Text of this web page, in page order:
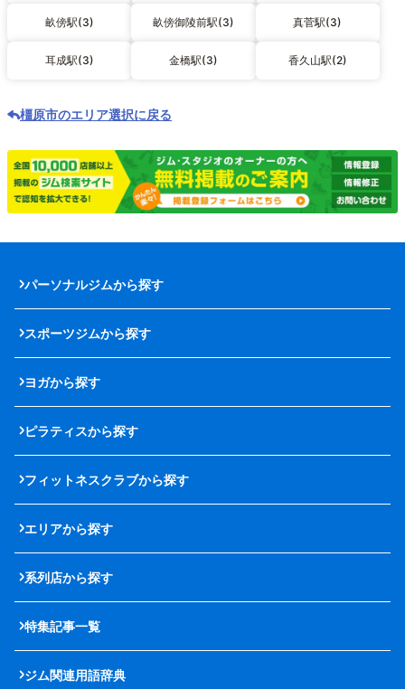
畝傍駅(3) 畝傍御陵前駅(3) 真菅駅(3)
耳成駅(3) 金橋駅(3) 香久山駅(2)
橿原市のエリア選択に戻る
パーソナルジムから探す
スポーツジムから探す
ヨガから探す
ピラティスから探す
フィットネスクラブから探す
エリアから探す
系列店から探す
特集記事一覧
ジム関連用語辞典